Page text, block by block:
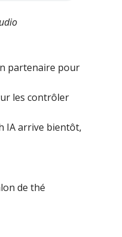
partenaire pour
les contrôler
IA arrive bientôt,
de thé